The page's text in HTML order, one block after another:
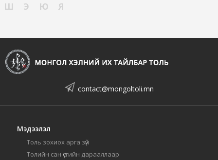
Ш
Э Ю Я
contact@mongoltoli.mn
Мэдээлэл
Толь зохиох арга зүй
Толийн сан үсгийн дарааллаар